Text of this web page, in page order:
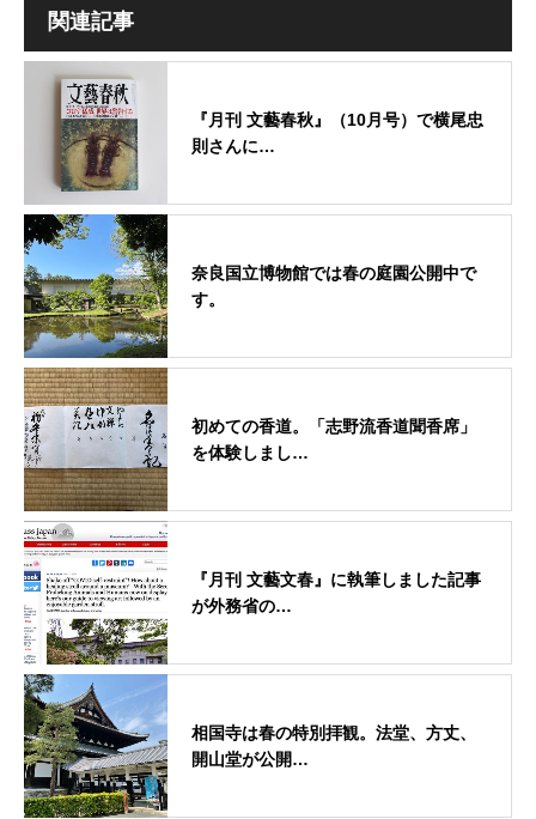
関連記事
『月刊 文藝春秋』（10月号）で横尾忠
則さんに…
奈良国立博物館では春の庭園公開中で
す。
初めての香道。「志野流香道聞香席」
を体験しまし…
『月刊 文藝文春』に執筆しました記事
が外務省の…
相国寺は春の特別拝観。法堂、方丈、
開山堂が公開…